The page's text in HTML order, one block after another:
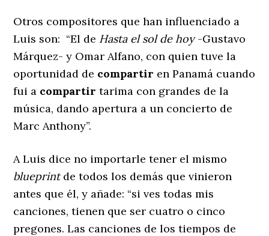
Otros compositores que han influenciado a
Luis son: “El de Hasta el sol de hoy-Gustavo
Márquez- y Omar Alfano, con quien tuve la
oportunidad de compartir en Panamá cuando
fui a compartir tarima con grandes de la
música, dando apertura a un concierto de
Marc Anthony”.
A Luis dice no importarle tener el mismo
blueprintde todos los demás que vinieron
antes que él, y añade: “si ves todas mis
canciones, tienen que ser cuatro o cinco
pregones. Las canciones de los tiempos de